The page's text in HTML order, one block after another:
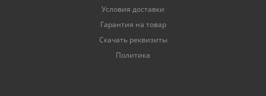
Условия доставки
Гарантия на товар
Скачать реквизиты
Политика